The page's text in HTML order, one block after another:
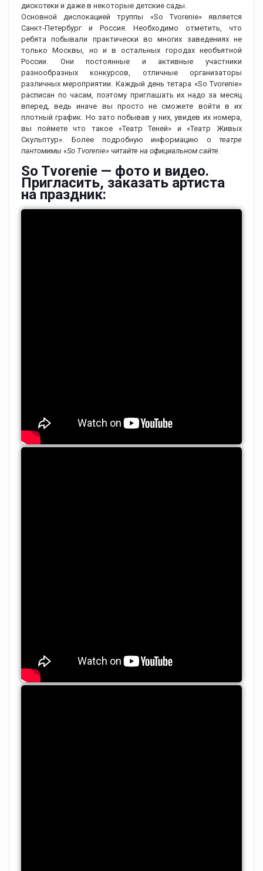
дискотеки и даже в некоторые детские сады.
Основной дислокацией труппы «So Tvorenie» является
Санкт-Петербург и Россия. Необходимо отметить, что
ребята побывали практически во многих заведениях не
только Москвы, но и в остальных городах необъятной
России. Они постоянные и активные участники
разнообразных конкурсов, отличные организаторы
различных мероприятии. Каждый день тетара «So Tvorenie»
расписан по часам, поэтому приглашать их надо за месяц
вперед, ведь иначе вы просто не сможете войти в их
плотный график. Но зато побывав у них, увидев их номера,
вы поймете что такое «Театр Теней» и «Театр Живых
Скульптур». Более подробную информацию о театре
пантомимы «So Tvorenie» читайте на официальном сайте.
So Tvorenie — фото и видео.
Пригласить, заказать артиста
на праздник: